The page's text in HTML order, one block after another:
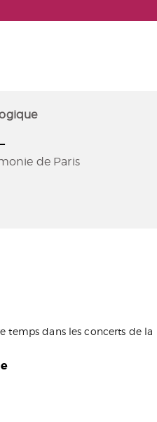
de Paris
temps dans les concerts de